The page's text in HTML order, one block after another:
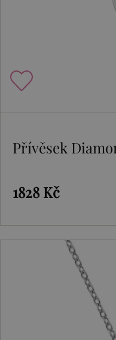
Přívěsek
1828 Kč